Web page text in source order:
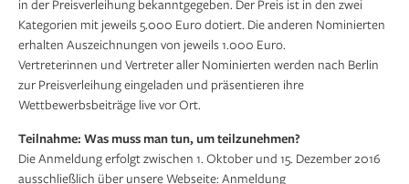
in der Preisverleihung bekanntgegeben. Der Preis ist in den zwei
Kategorien mit jeweils 5.000 Euro dotiert. Die anderen Nominierten
erhalten Auszeichnungen von jeweils 1.000 Euro.
Vertreterinnen und Vertreter aller Nominierten werden nach Berlin
zur Preisverleihung eingeladen und präsentieren ihre
Wettbewerbsbeiträge live vor Ort.
Teilnahme: Was muss man tun, um teilzunehmen?
Die Anmeldung erfolgt zwischen 1. Oktober und 15. Dezember 2016
ausschließlich über unsere Webseite: Anmeldung